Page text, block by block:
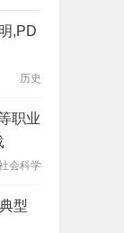
,PD
历史
职业
会科学
型